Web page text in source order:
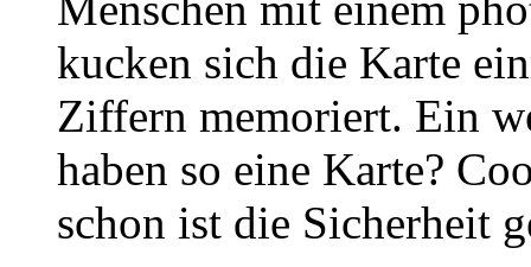
kucken sich die Karte
Ziffern memoriert. Ein
haben so eine Karte?
schon ist die Sicherheit